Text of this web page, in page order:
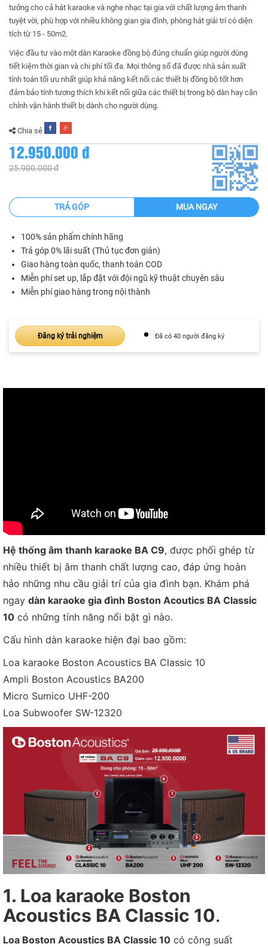
tưởng cho cả hát karaoke và nghe nhạc tại gia với chất lượng âm thanh
tuyệt vời, phù hợp với nhiều không gian gia đình, phòng hát giải trí có diện
tích từ 15 - 50m2.
Việc đầu tư vào một dàn Karaoke đồng bộ đúng chuẩn giúp người dùng
tiết kiệm thời gian và chi phí tối đa. Mọi thông số đã được nhà sản xuất
tính toán tối ưu nhất giúp khả năng kết nối các thiết bị đồng bộ tốt hơn
đảm bảo tính tương thích khi kết nối giữa các thiết bị trong bộ dàn hay căn
chỉnh vận hành thiết bị dành cho người dùng.
Chia sẻ
12.950.000 đ
25.900.000 đ
TRẢ GÓP MUA NGAY
100% sản phẩm chính hãng
Trả góp 0% lãi suất (Thủ tục đơn giản)
Giao hàng toàn quốc, thanh toán COD
Miễn phí set up, lắp đặt với đội ngũ kỹ thuật chuyên sâu
Miễn phí giao hàng trong nội thành
Đăng ký trải nghiệm Đã có 40 người đăng ký
Hệ thống âm thanh karaoke BA C9, được phối ghép từ
nhiều thiết bị âm thanh chất lượng cao, đáp ứng hoàn
hảo những nhu cầu giải trí của gia đình bạn. Khám phá
ngay dàn karaoke gia đình Boston Acoutics BA Classic
10 có những tính năng nổi bật gì nào.
Cấu hình dàn karaoke hiện đại bao gồm:
Loa karaoke Boston Acoustics BA Classic 10
Ampli Boston Acoustics BA200
Micro Sumico UHF-200
Loa Subwoofer SW-12320
1. Loa karaoke Boston
Acoustics BA Classic 10.
Loa Boston Acoustics BA Classic 10 có công suất